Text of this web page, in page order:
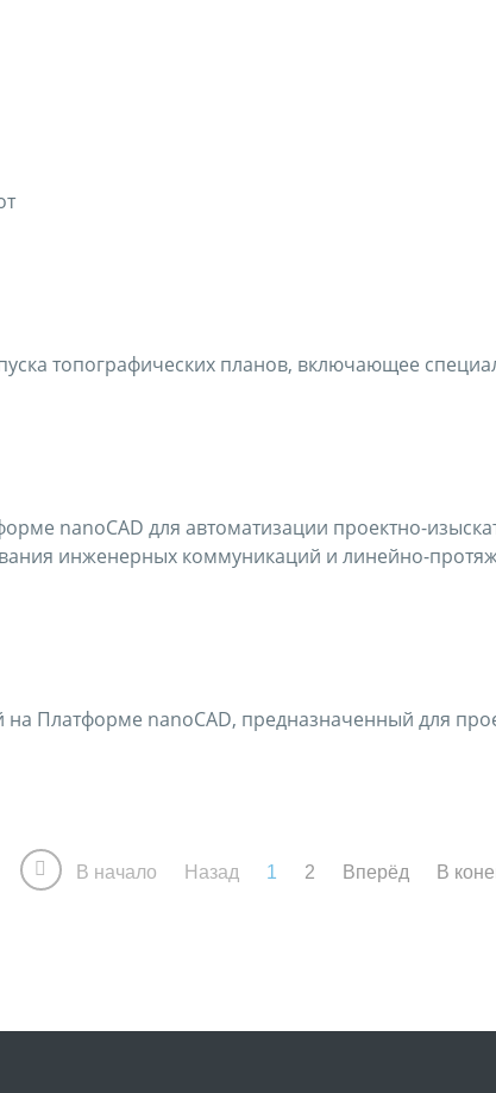
топографических планов, включающее
nanoCAD для автоматизации проектно-
инженерных коммуникаций и линейно-
Платформе nanoCAD, предназначенный для
В начало Назад 1 2 Вперёд В